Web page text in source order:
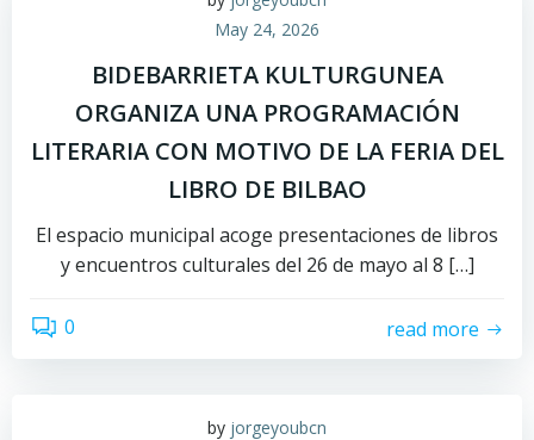
May 24, 2026
BIDEBARRIETA KULTURGUNEA
ORGANIZA UNA PROGRAMACIÓN
LITERARIA CON MOTIVO DE LA FERIA DEL
LIBRO DE BILBAO
El espacio municipal acoge presentaciones de libros
y encuentros culturales del 26 de mayo al 8 […]
0 read more
by jorgeyoubcn